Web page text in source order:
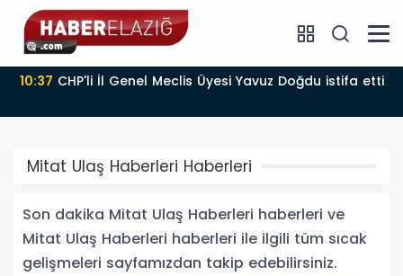
10:37 CHP'li İl Genel Meclis Üyesi Yavuz Doğdu istifa etti
Mitat Ulaş Haberleri Haberleri
Son dakika Mitat Ulaş Haberleri haberleri ve
Mitat Ulaş Haberleri haberleri ile ilgili tüm sıcak
gelişmeleri sayfamızdan takip edebilirsiniz.